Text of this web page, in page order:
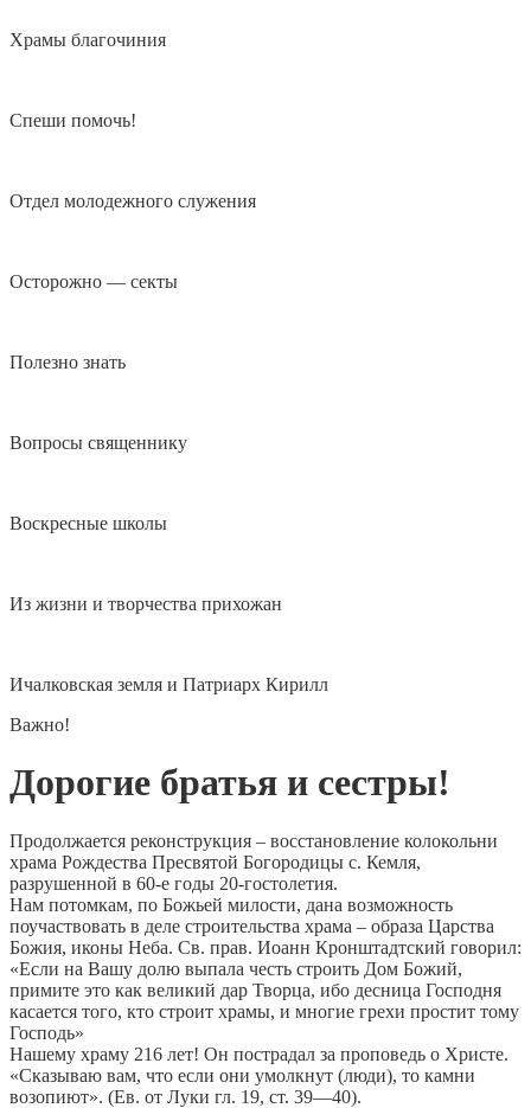
Храмы благочиния
Спеши помочь!
Отдел молодежного служения
Осторожно — секты
Полезно знать
Вопросы священнику
Воскресные школы
Из жизни и творчества прихожан
Ичалковская земля и Патриарх Кирилл
Важно!
Дорогие братья и сестры!
Продолжается реконструкция – восстановление колокольни
храма Рождества Пресвятой Богородицы с. Кемля,
разрушенной в 60-е годы 20-гостолетия.
Нам потомкам, по Божьей милости, дана возможность
поучаствовать в деле строительства храма – образа Царства
Божия, иконы Неба. Св. прав. Иоанн Кронштадтский говорил:
«Если на Вашу долю выпала честь строить Дом Божий,
примите это как великий дар Творца, ибо десница Господня
касается того, кто строит храмы, и многие грехи простит тому
Господь»
Нашему храму 216 лет! Он пострадал за проповедь о Христе.
«Сказываю вам, что если они умолкнут (люди), то камни
возопиют». (Ев. от Луки гл. 19, ст. 39—40).